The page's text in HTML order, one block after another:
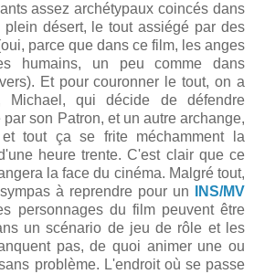
assez archétypaux coincés dans
plein désert, le tout assiégé par des
parce que dans ce film, les anges
humains, un peu comme dans
Et pour couronner le tout, on a
Michael, qui décide de défendre
son Patron, et un autre archange,
tout ça se frite méchamment la
heure trente. C'est clair que ce
la face du cinéma. Malgré tout,
à reprendre pour un
INS/MV
personnages du film peuvent être
un scénario de jeu de rôle et les
pas, de quoi animer une ou
problème. L'endroit où se passe